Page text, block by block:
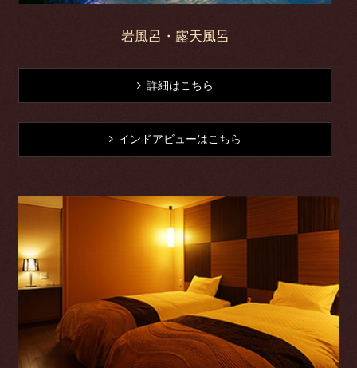
岩風呂・露天風呂
詳細はこちら
インドアビューはこちら